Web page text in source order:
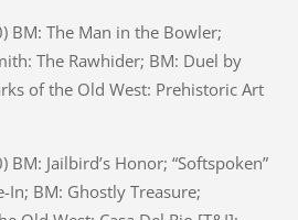
BM: The Man in the Bowler;
The Rawhider; BM: Duel by
of the Old West: Prehistoric Art
Jailbird’s Honor; “Softspoken”
In; BM: Ghostly Treasure;